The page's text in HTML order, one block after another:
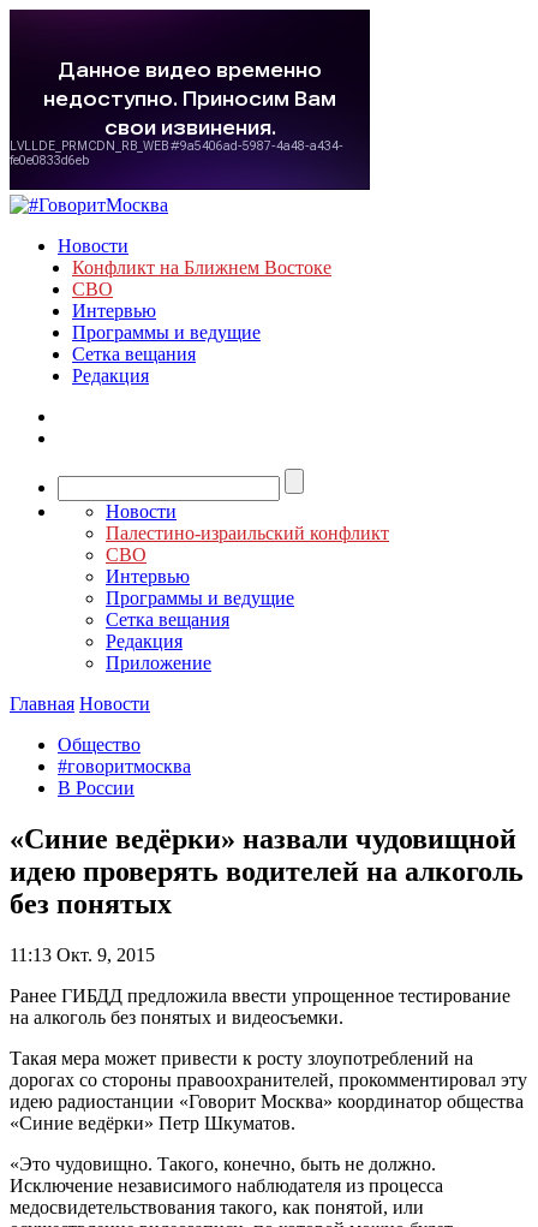
Новости
Конфликт на Ближнем Востоке
СВО
Интервью
Программы и ведущие
Сетка вещания
Редакция
Новости
Палестино-израильский конфликт
СВО
Интервью
Программы и ведущие
Сетка вещания
Редакция
Приложение
Главная Новости
Общество
#говоритмосква
В России
«Синие ведёрки» назвали чудовищной
идею проверять водителей на алкоголь
без понятых
11:13 Окт. 9, 2015
Ранее ГИБДД предложила ввести упрощенное тестирование
на алкоголь без понятых и видеосъемки.
Такая мера может привести к росту злоупотреблений на
дорогах со стороны правоохранителей, прокомментировал эту
идею радиостанции «Говорит Москва» координатор общества
«Синие ведёрки» Петр Шкуматов.
«Это чудовищно. Такого, конечно, быть не должно.
Исключение независимого наблюдателя из процесса
медосвидетельствования такого, как понятой, или